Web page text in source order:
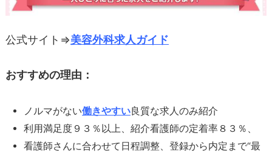
公式サイト⇒美容外科求人ガイド
おすすめの理由：
ノルマがない働きやすい良質な求人のみ紹介
利用満足度９３％以上、紹介看護師の定着率８３％、
看護師さんに合わせて日程調整、登録から内定まで“最